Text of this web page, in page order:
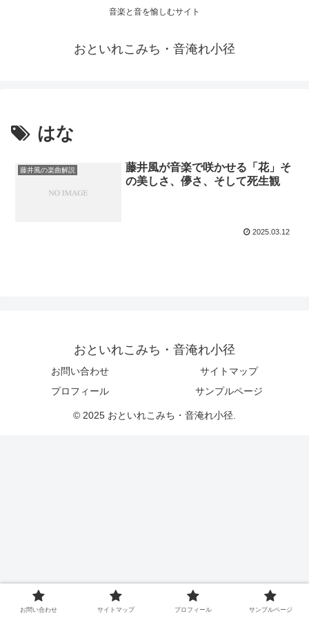
音楽と音を愉しむサイト
おといれこみち・音淹れ小径
はな
藤井風の楽曲解説
藤井風が音楽で咲かせる「花」そ
の美しさ、儚さ、そして死生観
2025.03.12
おといれこみち・音淹れ小径
お問い合わせ
サイトマップ
プロフィール
サンプルページ
© 2025 おといれこみち・音淹れ小径.
お問い合わせ サイトマップ プロフィール サンプルページ